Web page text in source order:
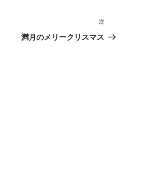
次
の
次
満月のメリークリスマス